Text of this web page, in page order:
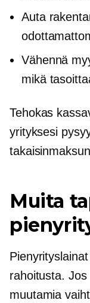
Auta
Vähennä
mikä
Tehokas
yrityksesi
Muita
rahoitusta.
muutamia